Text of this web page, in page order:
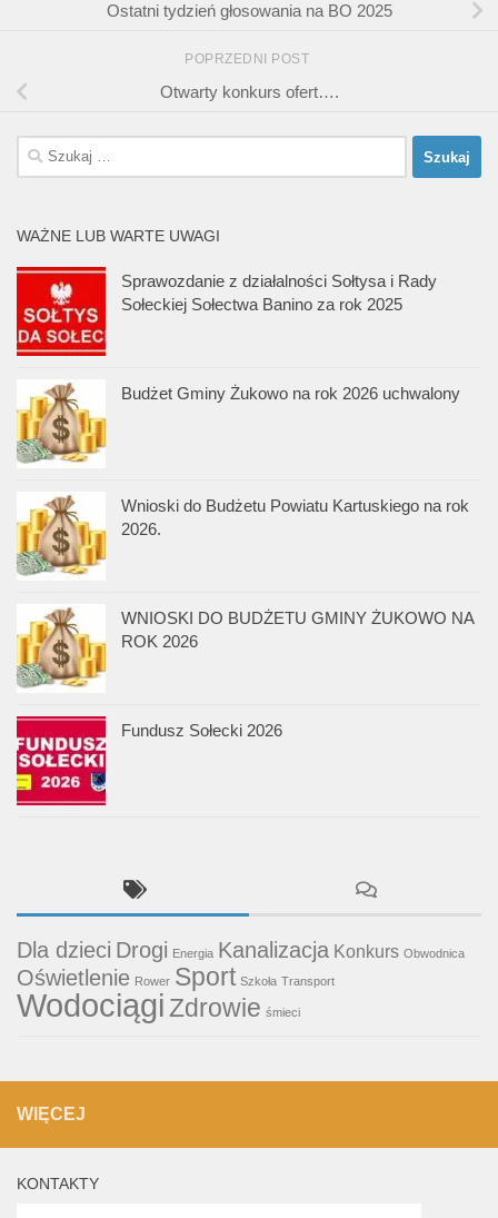
Ostatni tydzień głosowania na BO 2025
POPRZEDNI POST
Otwarty konkurs ofert….
Szukaj:
WAŻNE LUB WARTE UWAGI
Sprawozdanie z działalności Sołtysa i Rady
Sołeckiej Sołectwa Banino za rok 2025
Budżet Gminy Żukowo na rok 2026 uchwalony
Wnioski do Budżetu Powiatu Kartuskiego na rok
2026.
WNIOSKI DO BUDŻETU GMINY ŻUKOWO NA
ROK 2026
Fundusz Sołecki 2026
Dla dzieci Drogi Energia Kanalizacja Konkurs Obwodnica
Oświetlenie Rower Sport Szkoła Transport
WodociągiZdrowie śmieci
WIĘCEJ
KONTAKTY